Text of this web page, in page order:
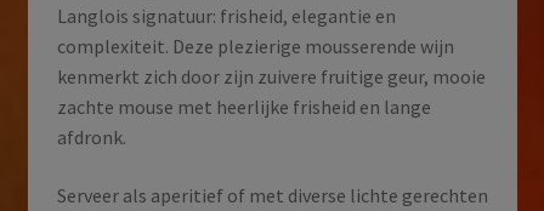
Langlois signatuur: frisheid, elegantie en
complexiteit. Deze plezierige mousserende wijn
kenmerkt zich door zijn zuivere fruitige geur, mooie
zachte mouse met heerlijke frisheid en lange
afdronk.
Serveer als aperitief of met diverse lichte gerechten